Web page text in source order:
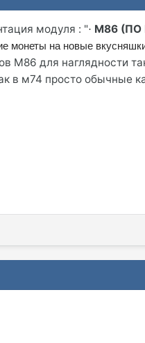
модуля : "· М86 (ПО
монеты на новые
М86 для наглядности
в м74 просто обычные